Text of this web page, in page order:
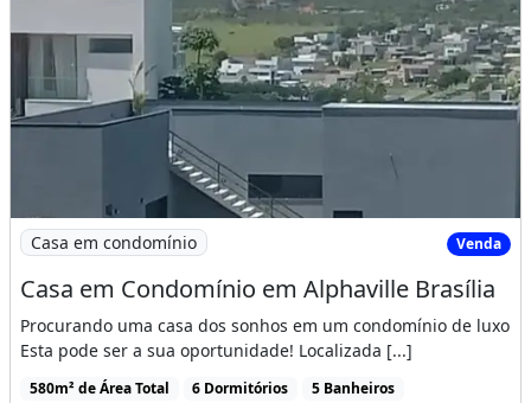
Instagram: @fernandesecoelho
Características da casa em condomínio:
Armários Na Cozinha
Churrasqueira
Porteiro 24H
Varanda
Imóvel novo Churrasqueira
Piscina
Varanda
Área de serviço
Imagem: Casa em Condomínio em Alphaville Brasília
Casa em condomínio Venda
Casa em Condomínio em Alphaville Brasília
Procurando uma casa dos sonhos em um condomínio de luxo
Esta pode ser a sua oportunidade! Localizada [...]
580m² de Área Total 6 Dormitórios 5 Banheiros